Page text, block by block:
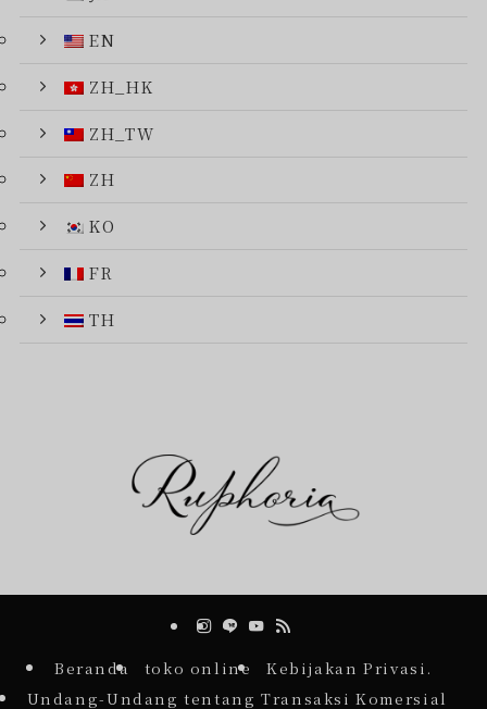
EN
ZH_HK
ZH_TW
ZH
KO
FR
TH
Beranda toko online
Kebijakan Privasi.
Undang-Undang tentang Transaksi Komersial